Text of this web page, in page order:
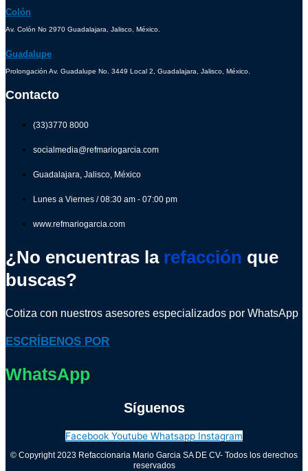
Colón
Av. Colón No 2970 Guadalajara, Jalisco, México.
Guadalupe
Prolongación Av. Guadalupe No. 3449 Local 2, Guadalajara, Jalisco, México.
Contacto
(33)3770 8000
socialmedia@refmariogarcia.com
Guadalajara, Jalisco, México
Lunes a Viernes / 08:30 am - 07:00 pm
www.refmariogarcia.com
¿No encuentras la refacción que
buscas?
Cotiza con nuestros asesores especializados por WhatsApp
ESCRÍBENOS POR
WhatsApp
Síguenos
Facebook Youtube Whatsapp Instagram
© Copyright 2023 Refaccionaria Mario Garcia SA DE CV- Todos los derechos
reservados